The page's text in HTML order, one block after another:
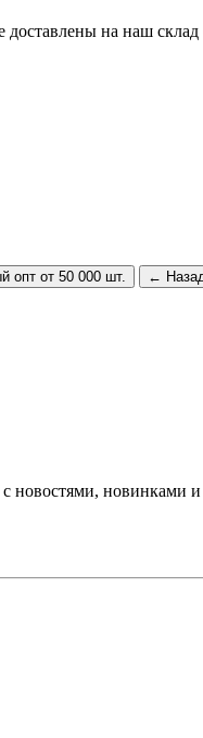
на наш
опт от 50 000 шт. ←
с новостями, новинками